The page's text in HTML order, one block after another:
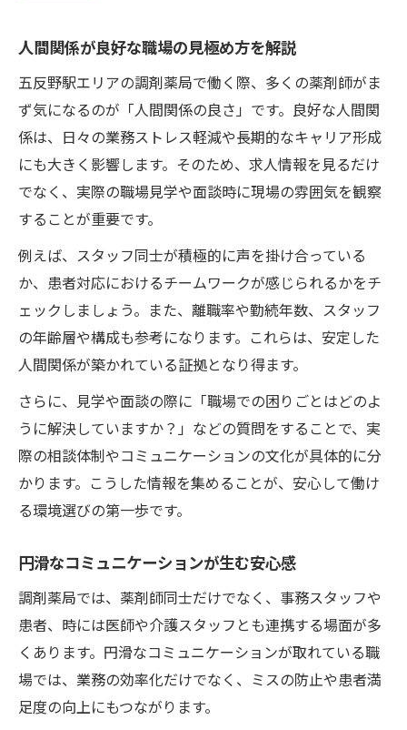
人間関係が良好な職場の見極め方を解説
五反野駅エリアの調剤薬局で働く際、多くの薬剤師がま
ず気になるのが「人間関係の良さ」です。良好な人間関
係は、日々の業務ストレス軽減や長期的なキャリア形成
にも大きく影響します。そのため、求人情報を見るだけ
でなく、実際の職場見学や面談時に現場の雰囲気を観察
することが重要です。
例えば、スタッフ同士が積極的に声を掛け合っている
か、患者対応におけるチームワークが感じられるかをチ
ェックしましょう。また、離職率や勤続年数、スタッフ
の年齢層や構成も参考になります。これらは、安定した
人間関係が築かれている証拠となり得ます。
さらに、見学や面談の際に「職場での困りごとはどのよ
うに解決していますか？」などの質問をすることで、実
際の相談体制やコミュニケーションの文化が具体的に分
かります。こうした情報を集めることが、安心して働け
る環境選びの第一歩です。
円滑なコミュニケーションが生む安心感
調剤薬局では、薬剤師同士だけでなく、事務スタッフや
患者、時には医師や介護スタッフとも連携する場面が多
くあります。円滑なコミュニケーションが取れている職
場では、業務の効率化だけでなく、ミスの防止や患者満
足度の向上にもつながります。